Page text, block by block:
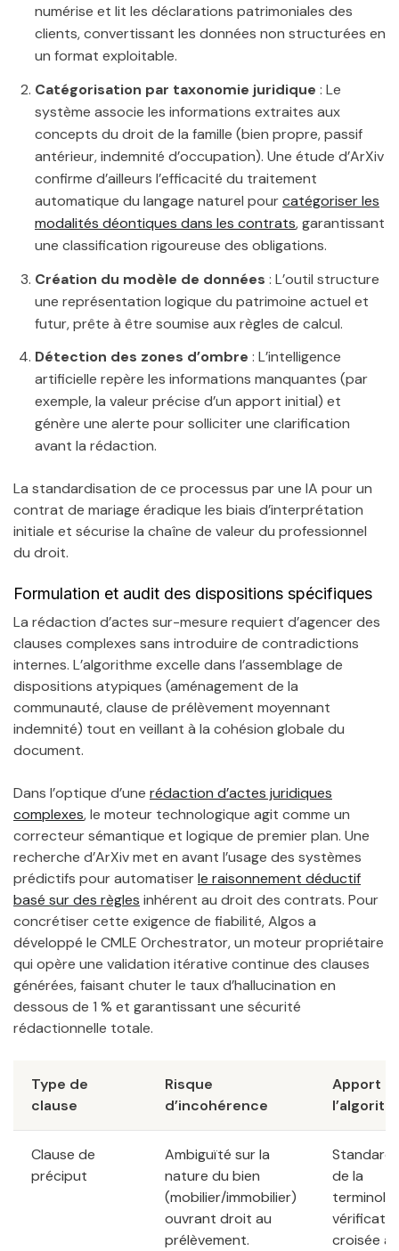
numérise et lit les déclarations patrimoniales des
clients, convertissant les données non structurées en
un format exploitable.
Catégorisation par taxonomie juridique : Le
système associe les informations extraites aux
concepts du droit de la famille (bien propre, passif
antérieur, indemnité d’occupation). Une étude d’ArXiv
confirme d’ailleurs l’efficacité du traitement
automatique du langage naturel pourcatégoriser les
modalités déontiques dans les contrats, garantissant
une classification rigoureuse des obligations.
Création du modèle de données : L’outil structure
une représentation logique du patrimoine actuel et
futur, prête à être soumise aux règles de calcul.
Détection des zones d’ombre : L’intelligence
artificielle repère les informations manquantes (par
exemple, la valeur précise d’un apport initial) et
génère une alerte pour solliciter une clarification
avant la rédaction.
La standardisation de ce processus par une IA pour un
contrat de mariage éradique les biais d’interprétation
initiale et sécurise la chaîne de valeur du professionnel
du droit.
Formulation et audit des dispositions spécifiques
La rédaction d’actes sur-mesure requiert d’agencer des
clauses complexes sans introduire de contradictions
internes. L’algorithme excelle dans l’assemblage de
dispositions atypiques (aménagement de la
communauté, clause de prélèvement moyennant
indemnité) tout en veillant à la cohésion globale du
document.
Dans l’optique d’une rédaction d’actes juridiques
complexes, le moteur technologique agit comme un
correcteur sémantique et logique de premier plan. Une
recherche d’ArXiv met en avant l’usage des systèmes
prédictifs pour automatiserle raisonnement déductif
basé sur des règles inhérent au droit des contrats. Pour
concrétiser cette exigence de fiabilité, Algos a
développé le CMLE Orchestrator, un moteur propriétaire
qui opère une validation itérative continue des clauses
générées, faisant chuter le taux d’hallucination en
dessous de 1 % et garantissant une sécurité
rédactionnelle totale.
Type de
clause
Risque
d’incohérence
Apport
Clause de
préciput
Ambiguïté sur la
nature du bien
(mobilier/immobilier)
ouvrant droit au
prélèvement.
de la
croisée